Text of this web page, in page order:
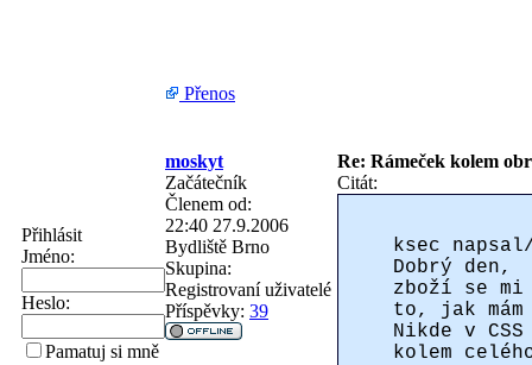
Přihlásit
Jméno:
Heslo:
Pamatuj si mně
Přenos
moskyt
Re: Rámeček kolem
Začátečník
Členem od:
22:40 27.9.2006
Bydliště Brno
Skupina:
Registrovaní uživatelé
Příspěvky: 39
Citát:
ksec
Dobrý den,
zboží se
to, jak mám
Nikde v
kolem